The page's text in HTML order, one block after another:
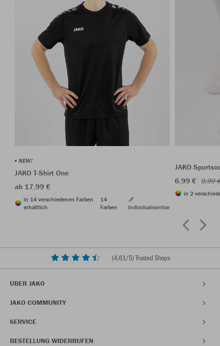
NEW!
JAKO T-Shirt One
ab 17,99 €
in 14 verschiedenen Farben
erhältlich
14
Farben
Individualisierbar
JAKO
6,99 € 9,99
in 2
(4,61/5) Trusted Shops
ÜBER JAKO
JAKO COMMUNITY
SERVICE
BESTELLUNG WIDERRUFEN